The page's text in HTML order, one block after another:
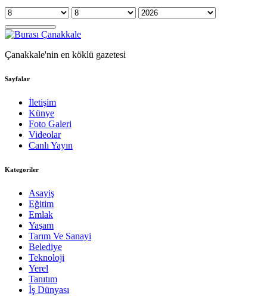
Çanakkale'nin en köklü gazetesi
Sayfalar
İletişim
Künye
Foto Galeri
Videolar
Canlı Yayın
Kategoriler
Asayiş
Eğitim
Emlak
Yaşam
Tarım Ve Sanayi
Belediye
Teknoloji
Yerel
Tanıtım
İş Dünyası